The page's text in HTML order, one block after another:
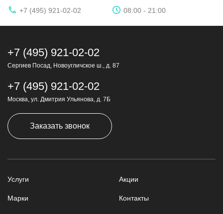
+7 (495) 921-02-02 08:00 - 21:00
Услуги
Марки
Акции
Контакты
+7 (495) 921-02-02
Сергиев Посад, Новоугличское ш., д. 87
+7 (495) 921-02-02
Москва, ул. Дмитрия Ульянова, д. 7Б
Заказать звонок